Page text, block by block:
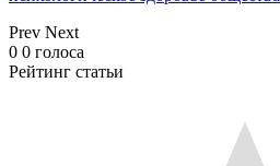
Prev Next
0 0 голоса
Рейтинг статьи